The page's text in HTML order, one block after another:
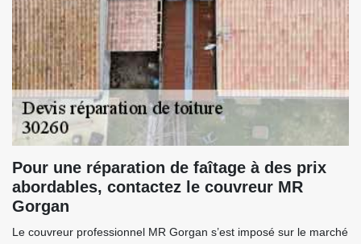
Pour une réparation de faîtage à des prix
abordables, contactez le couvreur MR
Gorgan
Le couvreur professionnel MR Gorgan s’est imposé sur le marché